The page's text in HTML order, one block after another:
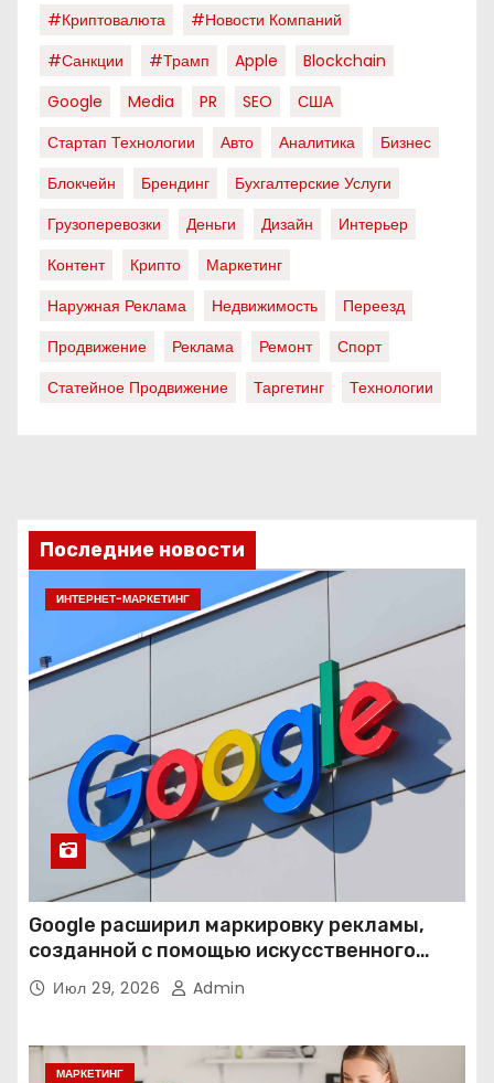
#криптовалюта
#новости Компаний
#санкции
#трамп Apple
Blockchain
Google
Media PR SEO
США
Стартап Технологии
Авто Аналитика
Бизнес
Блокчейн
Брендинг
Бухгалтерские Услуги
Грузоперевозки
Деньги Дизайн
Интерьер
Контент
Крипто
Маркетинг
Наружная Реклама
Недвижимость
Переезд
Продвижение
Реклама Ремонт
Спорт
Статейное Продвижение
Таргетинг Технологии
Последние новости
ИНТЕРНЕТ-МАРКЕТИНГ
Google расширил маркировку рекламы,
созданной с помощью искусственного
интеллекта
Июл 29, 2026 Admin
МАРКЕТИНГ